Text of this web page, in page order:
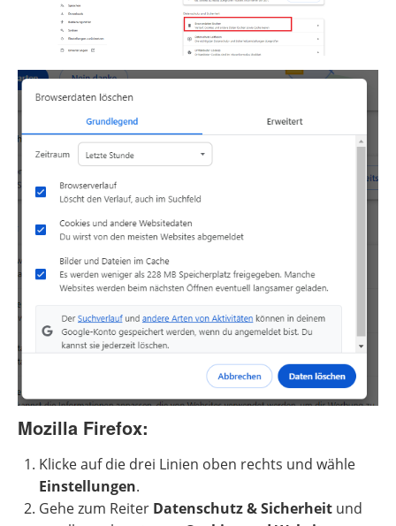
Mozilla Firefox:
Klicke auf die drei Linien oben rechts und wähle
Einstellungen.
Gehe zum Reiter Datenschutz & Sicherheit und